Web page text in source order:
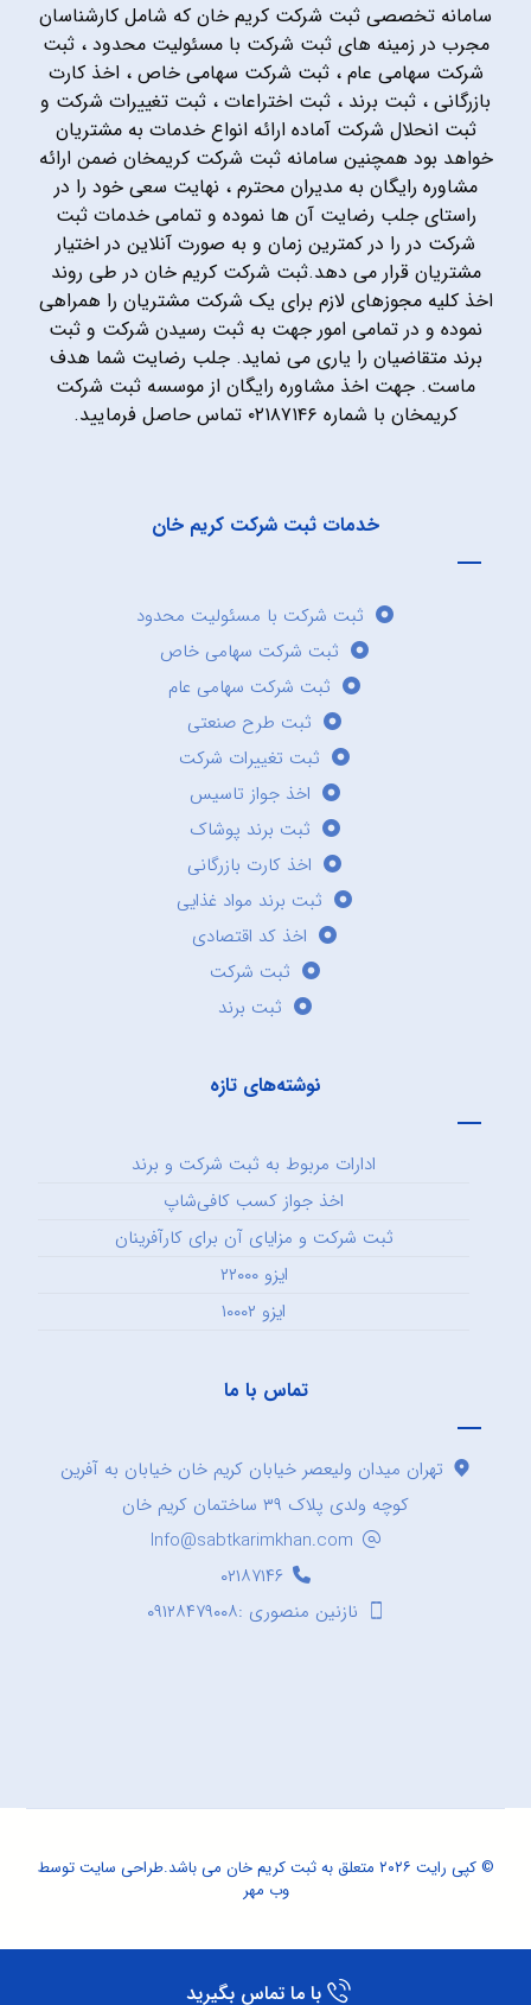
سامانه تخصصی ثبت شرکت کریم خان که شامل کارشناسان
مجرب در زمینه های ثبت شرکت با مسئولیت محدود ، ثبت
شرکت سهامی عام ، ثبت شرکت سهامی خاص ، اخذ کارت
بازرگانی ، ثبت برند ، ثبت اختراعات ، ثبت تغییرات شرکت و
ثبت انحلال شرکت آماده ارائه انواع خدمات به مشتریان
خواهد بود همچنین سامانه ثبت شرکت کریمخان ضمن ارائه
مشاوره رایگان به مدیران محترم ، نهایت سعی خود را در
راستای جلب رضایت آن ها نموده و تمامی خدمات ثبت
شرکت در را در کمترین زمان و به صورت آنلاین در اختیار
مشتریان قرار می دهد.ثبت شرکت کریم خان در طی روند
اخذ کلیه مجوزهای لازم برای یک شرکت مشتریان را همراهی
نموده و در تمامی امور جهت به ثبت رسیدن شرکت و ثبت
برند متقاضیان را یاری می نماید. جلب رضایت شما هدف
ماست. جهت اخذ مشاوره رایگان از موسسه ثبت شرکت
کریمخان با شماره ۰۲۱۸۷۱۴۶ تماس حاصل فرمایید.
خدمات ثبت شرکت کریم خان
ثبت شرکت با مسئولیت محدود
ثبت شرکت سهامی خاص
ثبت شرکت سهامی عام
ثبت طرح صنعتی
ثبت تغییرات شرکت
اخذ جواز تاسیس
ثبت برند پوشاک
اخذ کارت بازرگانی
ثبت برند مواد غذایی
اخذ کد اقتصادی
ثبت شرکت
ثبت برند
نوشته‌های تازه
ادارات مربوط به ثبت شرکت و برند
اخذ جواز کسب کافی‌شاپ
ثبت شرکت و مزایای آن برای کارآفرینان
ایزو ۲۲۰۰۰
ایزو ۱۰۰۰۲
تماس با ما
تهران میدان ولیعصر خیابان کریم خان خیابان به آفرین
کوچه ولدی پلاک ۳۹ ساختمان کریم خان
Info@sabtkarimkhan.com
۰۲۱۸۷۱۴۶
نازنین منصوری :۰۹۱۲۸۴۷۹۰۰۸
© کپی رایت ۲۰۲۶ متعلق به ثبت کریم خان می باشد. طراحی سایتتوسط
وب مهر
با ما تماس بگیرید